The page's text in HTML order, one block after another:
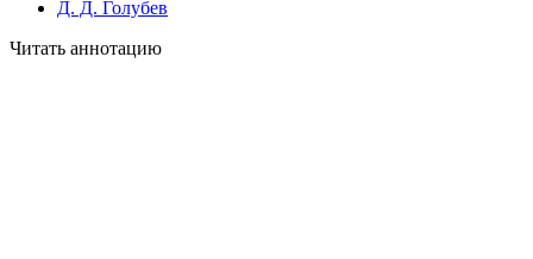
Д. Д. Голубев
Читать аннотацию